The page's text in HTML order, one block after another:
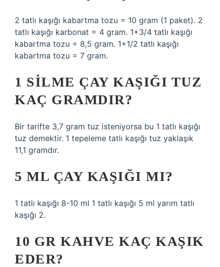
2 tatlı kaşığı kabartma tozu = 10 gram (1 paket). 2
tatlı kaşığı karbonat = 4 gram. 1+3/4 tatlı kaşığı
kabartma tozu = 8,5 gram. 1+1/2 tatlı kaşığı
kabartma tozu = 7 gram.
1 SILME ÇAY KAŞIĞI TUZ
KAÇ GRAMDIR?
Bir tarifte 3,7 gram tuz isteniyorsa bu 1 tatlı kaşığı
tuz demektir. 1 tepeleme tatlı kaşığı tuz yaklaşık
11,1 gramdır.
5 ML ÇAY KAŞIĞI MI?
1 tatlı kaşığı 8-10 ml 1 tatlı kaşığı 5 ml yarım tatlı
kaşığı 2.
10 GR KAHVE KAÇ KAŞIK
EDER?